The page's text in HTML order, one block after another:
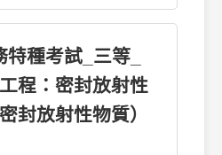
種考試_三等_
程：密封放射性
封放射性物質）